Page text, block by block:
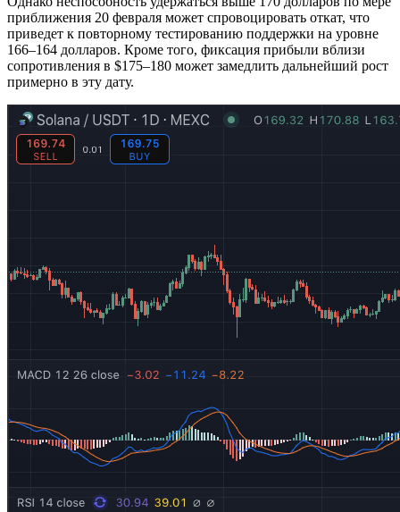
приближения 20 февраля может спровоцировать откат, что
приведет к повторному тестированию поддержки на уровне
166–164 долларов. Кроме того, фиксация прибыли вблизи
сопротивления в $175–180 может замедлить дальнейший рост
примерно в эту дату.